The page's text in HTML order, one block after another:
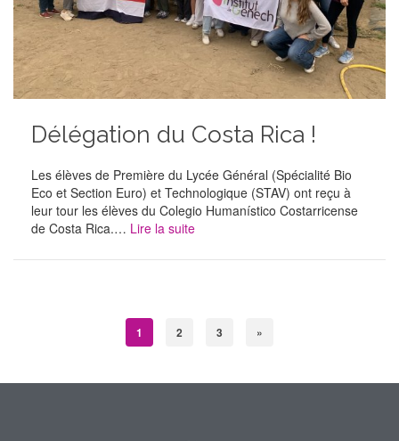
Délégation du Costa Rica !
Les élèves de Première du Lycée Général (Spécialité Bio
Eco et Section Euro) et Technologique (STAV) ont reçu à
leur tour les élèves du Colegio Humanístico Costarricense
de Costa Rica.… Lire la suite
1 2 3 »